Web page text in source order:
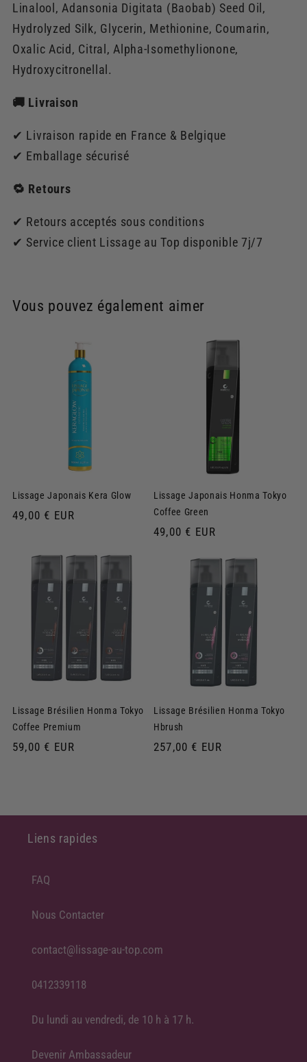
Linalool, Adansonia Digitata (Baobab) Seed Oil,
Hydrolyzed Silk, Glycerin, Methionine, Coumarin,
Oxalic Acid, Citral, Alpha-Isomethylionone,
Hydroxycitronellal.
🚚 Livraison
✔ Livraison rapide en France & Belgique
✔ Emballage sécurisé
🔁 Retours
✔ Retours acceptés sous conditions
✔ Service client Lissage au Top disponible 7j/7
Vous pouvez également aimer
Lissage Japonais Kera Glow
Prix
49,00 € EUR
Lissage Japonais Honma Tokyo
Coffee Green
Prix
49,00 € EUR
Lissage Brésilien Honma Tokyo
Coffee Premium
Prix
59,00 € EUR
Lissage Brésilien Honma Tokyo
Hbrush
Prix
257,00 € EUR
Liens rapides
FAQ
Nous Contacter
contact@lissage-au-top.com
0412339118
Du lundi au vendredi, de 10 h à 17 h.
Devenir Ambassadeur